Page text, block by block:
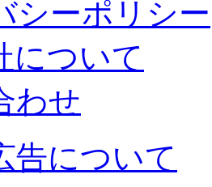
シーポリシー
について
わせ
告について